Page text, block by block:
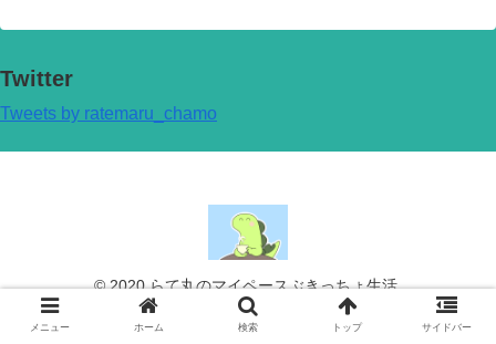
Twitter
Tweets by ratemaru_chamo
© 2020 らて丸のマイペースぶきっちょ生活.
メニュー ホーム 検索 トップ サイドバー